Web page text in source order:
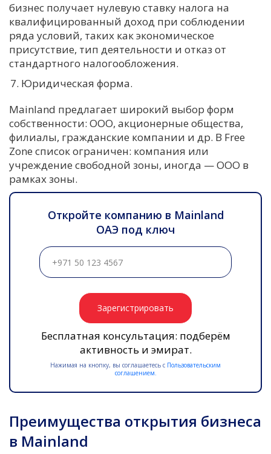
бизнес получает нулевую ставку налога на
квалифицированный доход при соблюдении
ряда условий, таких как экономическое
присутствие, тип деятельности и отказ от
стандартного налогообложения.
Юридическая форма.
Mainland предлагает широкий выбор форм
собственности: ООО, акционерные общества,
филиалы, гражданские компании и др. В Free
Zone список ограничен: компания или
учреждение свободной зоны, иногда — ООО в
рамках зоны.
Откройте компанию в Mainland
ОАЭ под ключ
Зарегистрировать
Бесплатная консультация: подберём
активность и эмират.
Нажимая на кнопку, вы соглашаетесь с Пользовательским
соглашением.
Преимущества открытия бизнеса
в Mainland